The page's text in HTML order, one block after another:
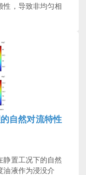
性，导致非均匀相
自然对流特性
静置工况下的自然
油液作为浸没介